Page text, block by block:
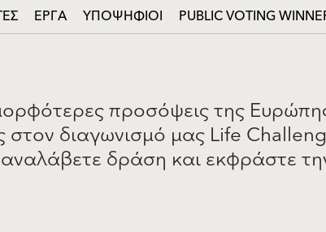
ΈΡΓΑ ΥΠΟΨΗΦΙΟΙ PUBLIC VOTING
προσόψεις της
διαγωνισμό μας Life
αναλάβετε δράση και εκφράστε